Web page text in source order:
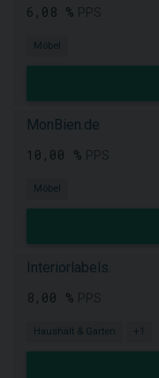
6,08 %
Möbel
MonBien.de
10,00 %
Möbel
Interiorlabels.
8,00 %
Haushalt & Garten +1